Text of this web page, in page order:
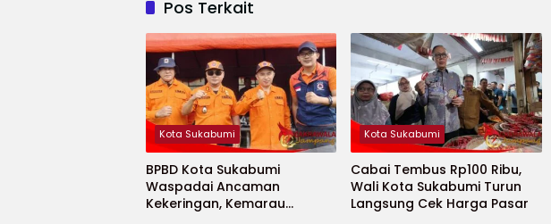
Pos Terkait
Kota Sukabumi
BPBD Kota Sukabumi
Waspadai Ancaman
Kekeringan, Kemarau
Kota Sukabumi
Cabai Tembus Rp100 Ribu,
Wali Kota Sukabumi Turun
Langsung Cek Harga Pasar